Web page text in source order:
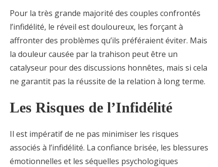
Pour la très grande majorité des couples confrontés
l’infidélité, le réveil est douloureux, les forçant à
affronter des problèmes qu’ils préféraient éviter. Mais
la douleur causée par la trahison peut être un
catalyseur pour des discussions honnêtes, mais si cela
ne garantit pas la réussite de la relation à long terme.
Les Risques de l’Infidélité
Il est impératif de ne pas minimiser les risques
associés à l’infidélité. La confiance brisée, les blessures
émotionnelles et les séquelles psychologiques